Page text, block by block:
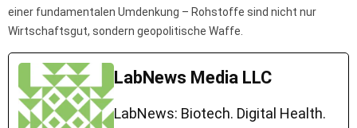
einer fundamentalen Umdenkung – Rohstoffe sind nicht nur
Wirtschaftsgut, sondern geopolitische Waffe.
LabNews Media LLC
LabNews: Biotech. Digital Health.